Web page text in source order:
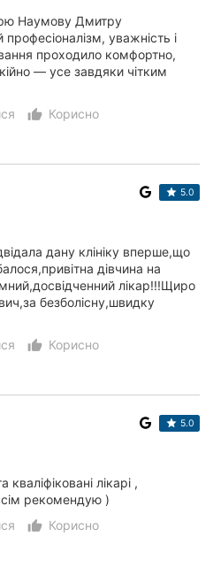
Наумову Дмитру
уважність і
проходило комфортно,
— усе завдяки чітким
лікаря. Дмитро Оле...
thumb_up_alt
Корисно
5.0
дану клініку вперше,що
дівчина на
лікар!!!Щиро
безболісну,швидку
до Вас вдруг...
thumb_up_alt
Корисно
5.0
лікарі ,
рекомендую )
thumb_up_alt
Корисно